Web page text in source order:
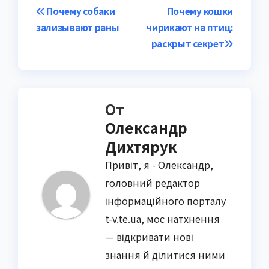
Навигация
по
Почему кошки
чирикают на птиц:
раскрыт секрет
Почему собаки
зализывают раны
От
Олександр
Дихтярук
Привіт, я - Олександр,
головний редактор
інформаційного порталу
t-v.te.ua, моє натхнення
— відкривати нові
знання й ділитися ними